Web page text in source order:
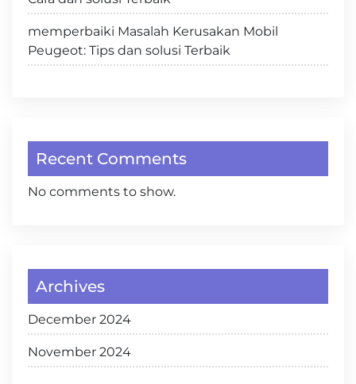
memperbaiki Masalah Kerusakan Mobil
Peugeot: Tips dan solusi Terbaik
Recent Comments
No comments to show.
Archives
December 2024
November 2024